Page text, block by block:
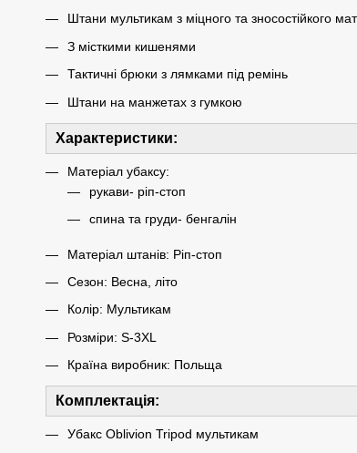
Штани мультикам з міцного та зносостійкого
З місткими кишенями
Тактичні брюки з лямками під ремінь
Штани на манжетах з гумкою
Характеристики:
Матеріал убаксу:
рукави- ріп-стоп
спина та груди- бенгалін
Матеріал штанів: Ріп-стоп
Сезон: Весна, літо
Колір: Мультикам
Розміри: S-3XL
Країна виробник: Польща
Комплектація:
Убакс Oblivion Tripod мультикам